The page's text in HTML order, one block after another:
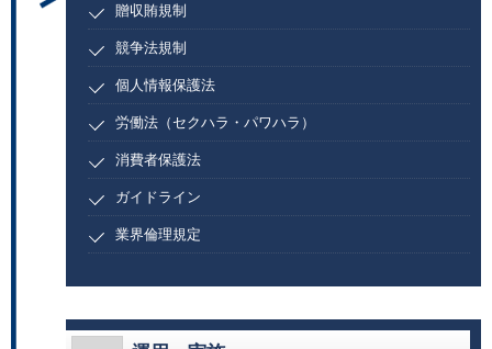
贈収賄規制
競争法規制
個人情報保護法
労働法（セクハラ・パワハラ）
消費者保護法
ガイドライン
業界倫理規定